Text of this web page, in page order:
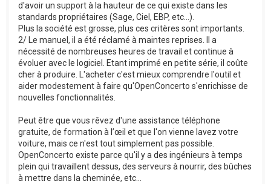
d'avoir un support à la hauteur de ce qui existe dans les
standards propriétaires (Sage, Ciel, EBP, etc...).
Plus la société est grosse, plus ces critères sont importants.
2/ Le manuel, il a été réclamé à maintes reprises. Il a
nécessité de nombreuses heures de travail et continue à
évoluer avec le logiciel. Etant imprimé en petite série, il coûte
cher à produire. L'acheter c'est mieux comprendre l'outil et
aider modestement à faire qu'OpenConcerto s'enrichisse de
nouvelles fonctionnalités.
Peut être que vous rêvez d'une assistance téléphone
gratuite, de formation à l’œil et que l'on vienne lavez votre
voiture, mais ce n'est tout simplement pas possible.
OpenConcerto existe parce qu'il y a des ingénieurs à temps
plein qui travaillent dessus, des serveurs à nourrir, des bûches
à mettre dans la cheminée, etc...